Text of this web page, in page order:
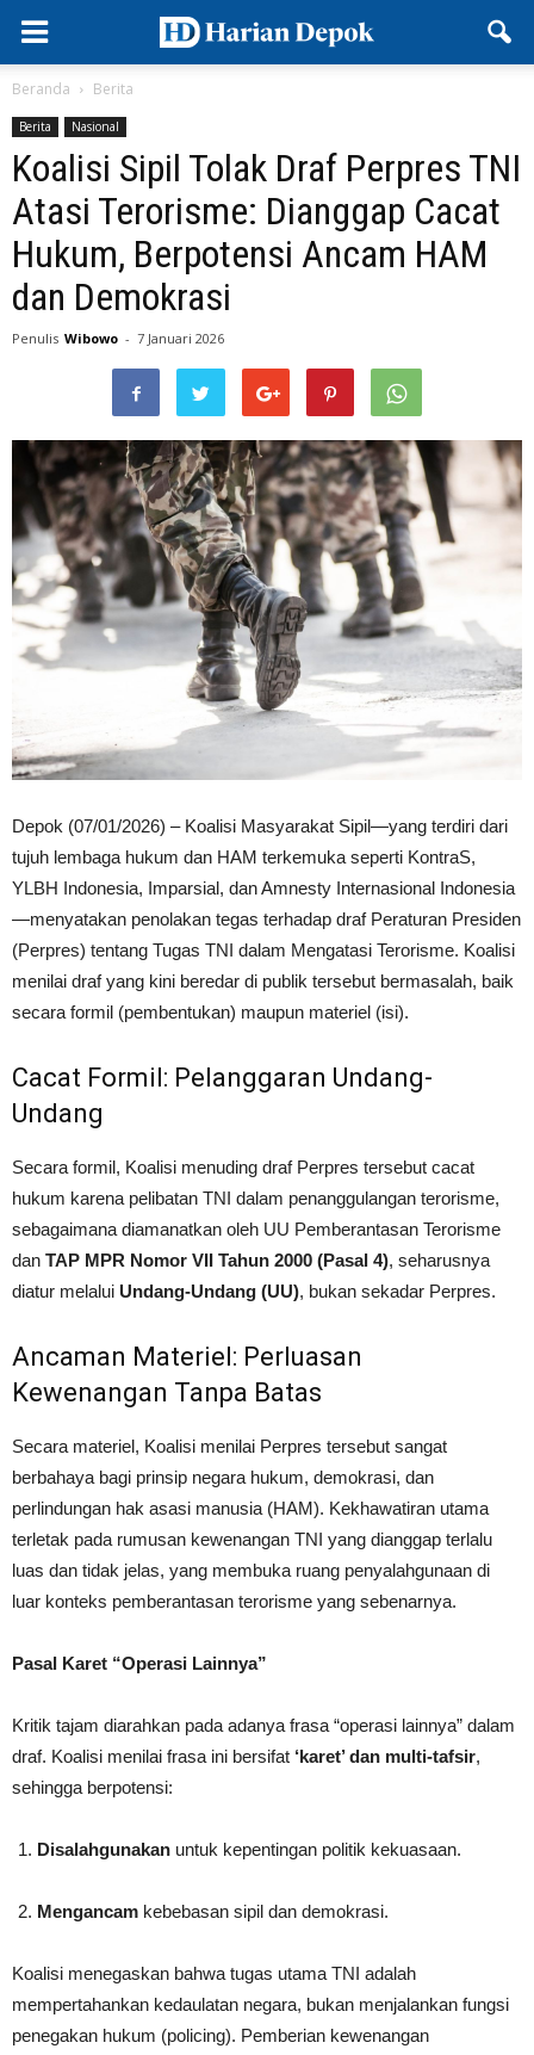
Beranda Berita
Berita Nasional
Koalisi Sipil Tolak Draf Perpres TNI
Atasi Terorisme: Dianggap Cacat
Hukum, Berpotensi Ancam HAM
dan Demokrasi
Penulis Wibowo - 7 Januari 2026
Depok (07/01/2026) – Koalisi Masyarakat Sipil—yang terdiri dari
tujuh lembaga hukum dan HAM terkemuka seperti KontraS,
YLBH Indonesia, Imparsial, dan Amnesty Internasional Indonesia
—menyatakan penolakan tegas terhadap draf Peraturan Presiden
(Perpres) tentang Tugas TNI dalam Mengatasi Terorisme. Koalisi
menilai draf yang kini beredar di publik tersebut bermasalah, baik
secara formil (pembentukan) maupun materiel (isi).
Cacat Formil: Pelanggaran Undang-
Undang
Secara formil, Koalisi menuding draf Perpres tersebut cacat
hukum karena pelibatan TNI dalam penanggulangan terorisme,
sebagaimana diamanatkan oleh UU Pemberantasan Terorisme
dan TAP MPR Nomor VII Tahun 2000 (Pasal 4), seharusnya
diatur melalui Undang-Undang (UU), bukan sekadar Perpres.
Ancaman Materiel: Perluasan
Kewenangan Tanpa Batas
Secara materiel, Koalisi menilai Perpres tersebut sangat
berbahaya bagi prinsip negara hukum, demokrasi, dan
perlindungan hak asasi manusia (HAM). Kekhawatiran utama
terletak pada rumusan kewenangan TNI yang dianggap terlalu
luas dan tidak jelas, yang membuka ruang penyalahgunaan di
luar konteks pemberantasan terorisme yang sebenarnya.
Pasal Karet “Operasi Lainnya”
Kritik tajam diarahkan pada adanya frasa “operasi lainnya” dalam
draf. Koalisi menilai frasa ini bersifat ‘karet’ dan multi-tafsir,
sehingga berpotensi:
Disalahgunakan untuk kepentingan politik kekuasaan.
Mengancam kebebasan sipil dan demokrasi.
Koalisi menegaskan bahwa tugas utama TNI adalah
mempertahankan kedaulatan negara, bukan menjalankan fungsi
penegakan hukum (policing). Pemberian kewenangan